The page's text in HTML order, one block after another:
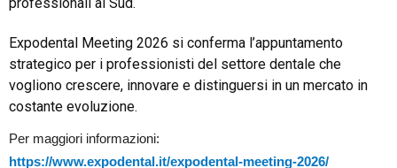
Expodental Meeting 2026 si conferma l’appuntamento
strategico per i professionisti del settore dentale che
vogliono crescere, innovare e distinguersi in un mercato in
costante evoluzione.
Per maggiori informazioni:
https://www.expodental.it/expodental-meeting-2026/